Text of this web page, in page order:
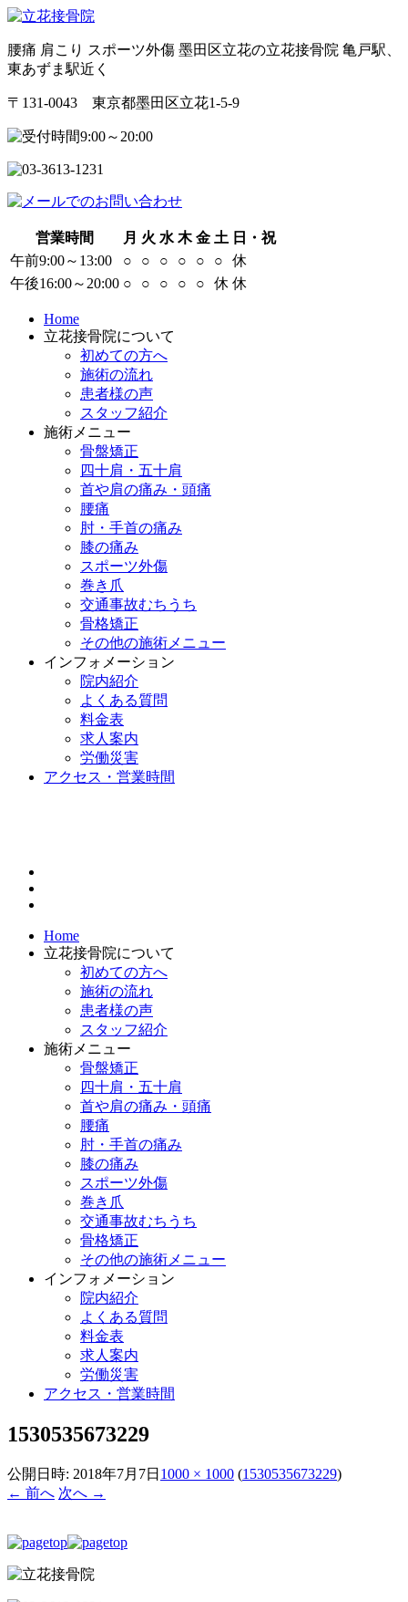
腰痛 肩こり スポーツ外傷 墨田区立花の立花接骨院 亀戸駅、
東あずま駅近く
〒131-0043 東京都墨田区立花1-5-9
営業時間 月 火 水 木 金 土 日・祝
午前9:00～13:00
○ ○ ○ ○ ○ ○
休
午後16:00～20:00 ○ ○ ○ ○ ○ 休 休
Home
立花接骨院について
初めての方へ
施術の流れ
患者様の声
スタッフ紹介
施術メニュー
骨盤矯正
四十肩・五十肩
首や肩の痛み・頭痛
腰痛
肘・手首の痛み
膝の痛み
スポーツ外傷
巻き爪
交通事故むちうち
骨格矯正
その他の施術メニュー
インフォメーション
院内紹介
よくある質問
料金表
求人案内
労働災害
アクセス・営業時間
Home
立花接骨院について
初めての方へ
施術の流れ
患者様の声
スタッフ紹介
施術メニュー
骨盤矯正
四十肩・五十肩
首や肩の痛み・頭痛
腰痛
肘・手首の痛み
膝の痛み
スポーツ外傷
巻き爪
交通事故むちうち
骨格矯正
その他の施術メニュー
インフォメーション
院内紹介
よくある質問
料金表
求人案内
労働災害
アクセス・営業時間
1530535673229
公開日時: 2018年7月7日 1000 × 1000 (1530535673229)
← 前へ 次へ →